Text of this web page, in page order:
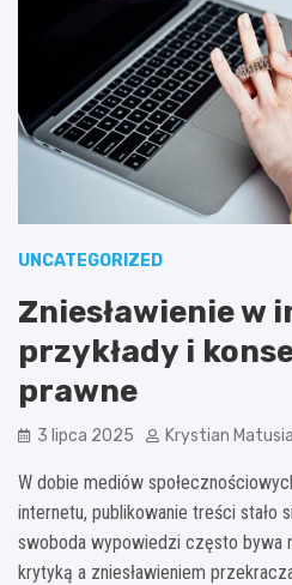
UNCATEGORIZED
Zniesławienie w
przykłady i
prawne
3 lipca 2025 Krystian
W dobie mediów
internetu, publikowanie treści stało
swoboda wypowiedzi często bywa
krytyką a zniesławieniem